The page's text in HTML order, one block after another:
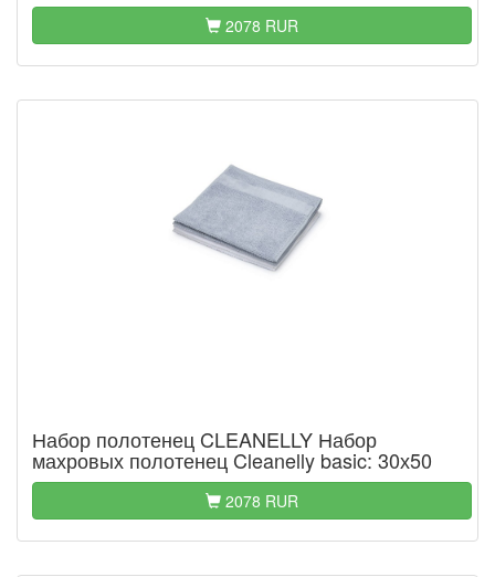
2078 RUR
Набор полотенец CLEANELLY Набор
махровых полотенец Cleanelly basic: 30х50
2078 RUR